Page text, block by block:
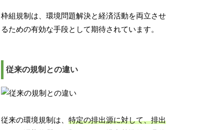
枠組規制は、環境問題解決と経済活動を両立させ
るための有効な手段として期待されています。
従来の規制との違い
従来の環境規制は、特定の排出源に対して、排出